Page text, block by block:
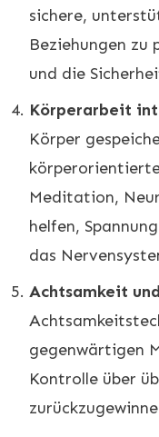
sichere,
Beziehungen zu
und die
Körperarbeit
Körper
Meditation,
helfen,
das
Achtsamkeit
gegenwärtigen
Kontrolle über